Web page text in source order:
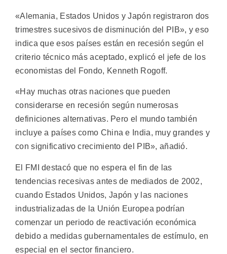
«Alemania, Estados Unidos y Japón registraron dos
trimestres sucesivos de disminución del PIB», y eso
indica que esos países están en recesión según el
criterio técnico más aceptado, explicó el jefe de los
economistas del Fondo, Kenneth Rogoff.
«Hay muchas otras naciones que pueden
considerarse en recesión según numerosas
definiciones alternativas. Pero el mundo también
incluye a países como China e India, muy grandes y
con significativo crecimiento del PIB», añadió.
El FMI destacó que no espera el fin de las
tendencias recesivas antes de mediados de 2002,
cuando Estados Unidos, Japón y las naciones
industrializadas de la Unión Europea podrían
comenzar un periodo de reactivación económica
debido a medidas gubernamentales de estímulo, en
especial en el sector financiero.